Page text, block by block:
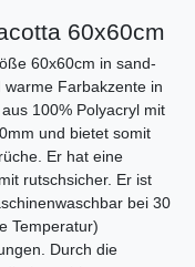
60x60cm
60x60cm in sand-
Farbakzente in
100% Polyacryl mit
und bietet somit
Er hat eine
rutschsicher. Er ist
bei 30
Temperatur)
Durch die